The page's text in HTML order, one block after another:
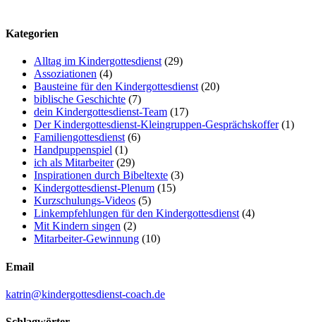
Kategorien
Alltag im Kindergottesdienst(29)
Assoziationen (4)
Bausteine für den Kindergottesdienst(20)
biblische Geschichte (7)
dein Kindergottesdienst-Team (17)
Der Kindergottesdienst-Kleingruppen-Gesprächskoffer(1)
Familiengottesdienst(6)
Handpuppenspiel (1)
ich als Mitarbeiter(29)
Inspirationen durch Bibeltexte (3)
Kindergottesdienst-Plenum (15)
Kurzschulungs-Videos (5)
Linkempfehlungen für den Kindergottesdienst(4)
Mit Kindern singen (2)
Mitarbeiter-Gewinnung (10)
Email
katrin@kindergottesdienst-coach.de